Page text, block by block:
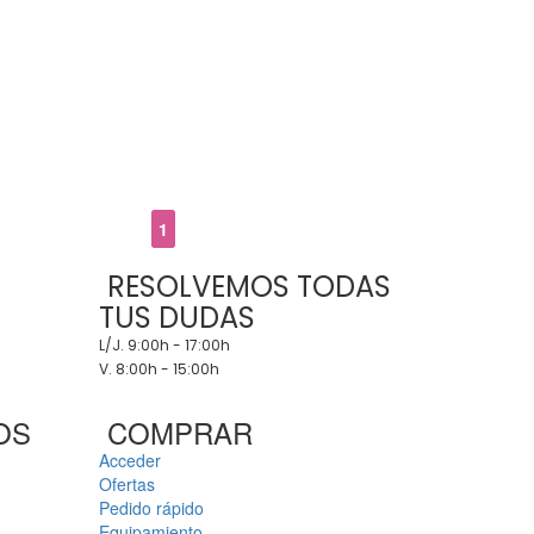
1
RESOLVEMOS TODAS
TUS DUDAS
L/J. 9:00h - 17:00h
V. 8:00h - 15:00h
COMPRAR
Acceder
Ofertas
Pedido rápido